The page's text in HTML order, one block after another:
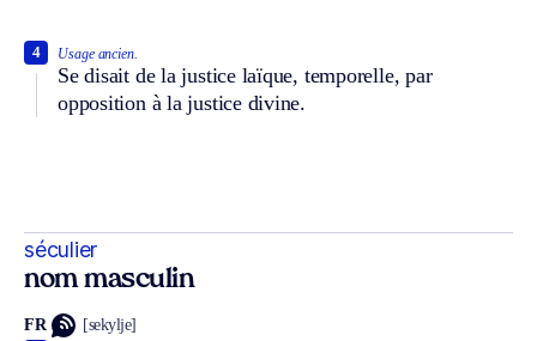
Usage ancien.
Se disait de la justice laïque, temporelle, par
opposition à la justice divine.
4
séculier
nom masculin
FR [sekylje]